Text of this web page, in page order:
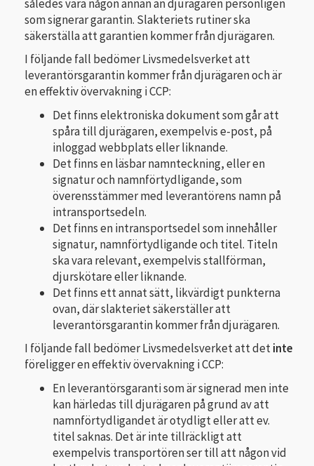
således vara någon annan än djurägaren personligen
som signerar garantin. Slakteriets rutiner ska
säkerställa att garantien kommer från djurägaren.
I följande fall bedömer Livsmedelsverket att
leverantörsgarantin kommer från djurägaren och är
en effektiv övervakning i CCP:
Det finns elektroniska dokument som går att
spåra till djurägaren, exempelvis e-post, på
inloggad webbplats eller liknande.
Det finns en läsbar namnteckning, eller en
signatur och namnförtydligande, som
överensstämmer med leverantörens namn på
intransportsedeln.
Det finns en intransportsedel som innehåller
signatur, namnförtydligande och titel. Titeln
ska vara relevant, exempelvis stallförman,
djurskötare eller liknande.
Det finns ett annat sätt, likvärdigt punkterna
ovan, där slakteriet säkerställer att
leverantörsgarantin kommer från djurägaren.
I följande fall bedömer Livsmedelsverket att detinte
föreligger en effektiv övervakning i CCP:
En leverantörsgaranti som är signerad men inte
kan härledas till djurägaren på grund av att
namnförtydligandet är otydligt eller att ev.
titel saknas. Det är inte tillräckligt att
exempelvis transportören ser till att någon vid